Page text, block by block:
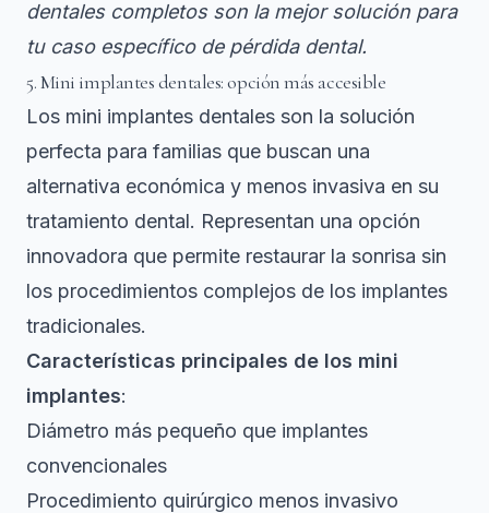
dentales completos son la mejor solución para
tu caso específico de pérdida dental.
5. Mini implantes dentales: opción más accesible
Los mini implantes dentales son la solución
perfecta para familias que buscan una
alternativa económica y menos invasiva en su
tratamiento dental. Representan una opción
innovadora que permite restaurar la sonrisa sin
los procedimientos complejos de los implantes
tradicionales.
Características principales de los mini
implantes:
Diámetro más pequeño que implantes
convencionales
Procedimiento quirúrgico menos invasivo